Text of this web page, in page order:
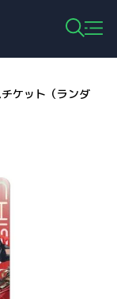
ケット（ランダ